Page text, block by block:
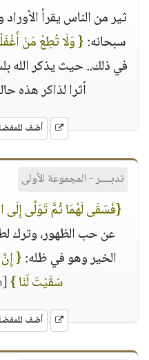
ثير من الناس يقرأ الأوراد
سبحانه:{ وَلَا تُطِعْ مَنْ
في ذلك.. حيث يذكر الله
أثرا لذاكر هذه
أضف
تدبــــر - المجموعة الأولى
{فَسَقَى لَهُمَا ثُمَّ تَوَلَّى إِلَى
عن حب الظهور، وترك
الخير وهو في ظله:{
سَقَيْتَ لَنَا }
أضف